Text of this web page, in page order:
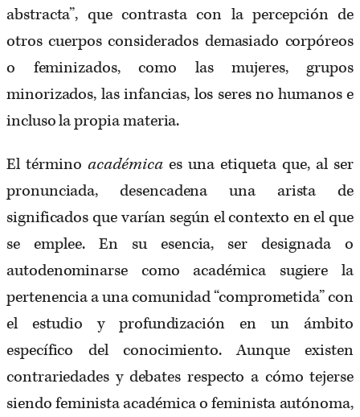
abstracta”, que contrasta con la percepción de
otros cuerpos considerados demasiado corpóreos
o feminizados, como las mujeres, grupos
minorizados, las infancias, los seres no humanos e
incluso la propia materia.
El términoacadémicaes una etiqueta que, al ser
pronunciada, desencadena una arista de
significados que varían según el contexto en el que
se emplee. En su esencia, ser designada o
autodenominarse como académica sugiere la
pertenencia a una comunidad “comprometida” con
el estudio y profundización en un ámbito
específico del conocimiento. Aunque existen
contrariedades y debates respecto a cómo tejerse
siendo feminista académica o feminista autónoma,